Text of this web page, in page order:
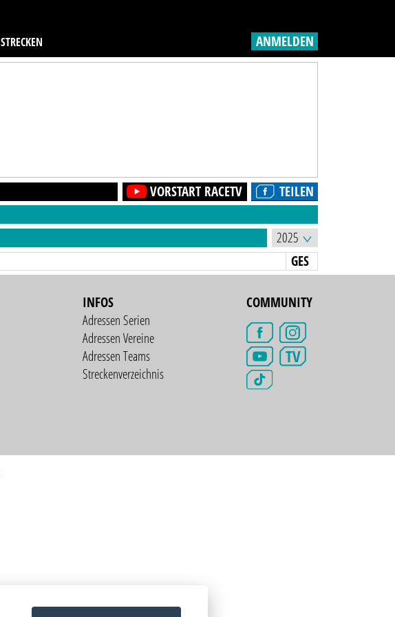
STRECKEN ANMELDEN
TEILEN
VORSTART RACETV
GES
INFOS
Adressen Serien
Adressen Vereine
Adressen Teams
Streckenverzeichnis
COMMUNITY
TV